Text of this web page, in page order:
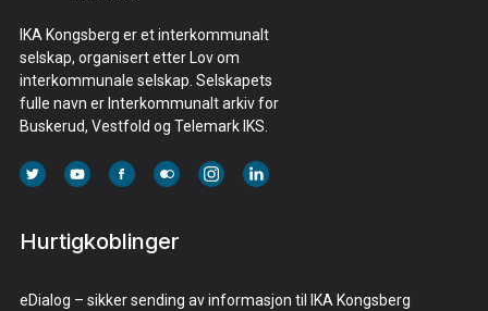
IKA Kongsberg er et interkommunalt
selskap, organisert etter Lov om
interkommunale selskap. Selskapets
fulle navn er Interkommunalt arkiv for
Buskerud, Vestfold og Telemark IKS.
Hurtigkoblinger
eDialog – sikker sending av informasjon til IKA Kongsberg